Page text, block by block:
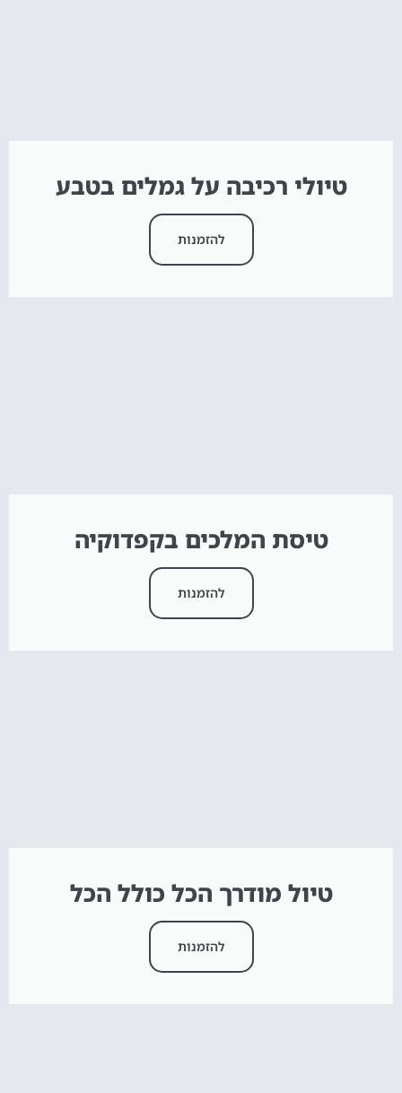
טיולי רכיבה על גמלים בטבע
להזמנות
טיסת המלכים בקפדוקיה
להזמנות
טיול מודרך הכל כולל הכל
להזמנות